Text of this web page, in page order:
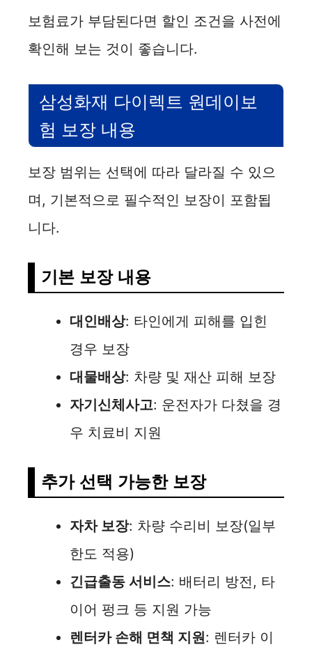
보험료가 부담된다면 할인 조건을 사전에
확인해 보는 것이 좋습니다.
삼성화재 다이렉트 원데이보
험 보장 내용
보장 범위는 선택에 따라 달라질 수 있으
며, 기본적으로 필수적인 보장이 포함됩
니다.
기본 보장 내용
대인배상: 타인에게 피해를 입힌
경우 보장
대물배상: 차량 및 재산 피해 보장
자기신체사고: 운전자가 다쳤을 경
우 치료비 지원
추가 선택 가능한 보장
자차 보장: 차량 수리비 보장(일부
한도 적용)
긴급출동 서비스: 배터리 방전, 타
이어 펑크 등 지원 가능
렌터카 손해 면책 지원: 렌터카 이